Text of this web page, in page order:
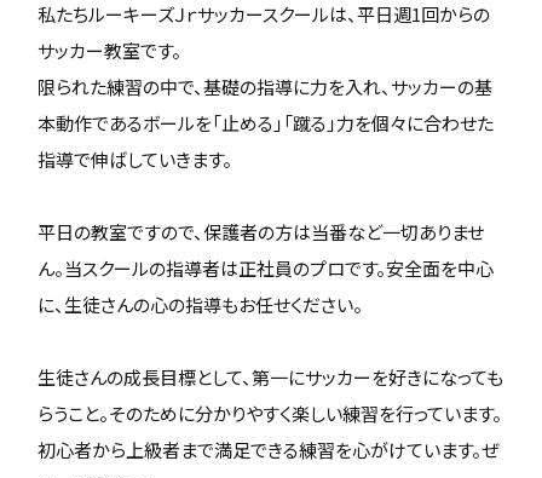
私たちルーキーズＪｒサッカースクールは、平日週1回からの
サッカー教室です。
限られた練習の中で、基礎の指導に力を入れ、サッカーの基
本動作であるボールを「止める」「蹴る」力を個々に合わせた
指導で伸ばしていきます。
平日の教室ですので、保護者の方は当番など一切ありませ
ん。当スクールの指導者は正社員のプロです。安全面を中心
に、生徒さんの心の指導もお任せください。
生徒さんの成長目標として、第一にサッカーを好きになっても
らうこと。そのために分かりやすく楽しい練習を行っています。
初心者から上級者まで満足できる練習を心がけています。ぜ